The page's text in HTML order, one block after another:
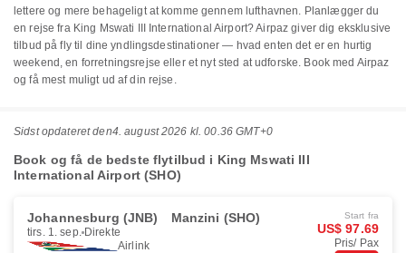
lettere og mere behageligt at komme gennem lufthavnen. Planlægger du
en rejse fra King Mswati III International Airport? Airpaz giver dig eksklusive
tilbud på fly til dine yndlingsdestinationer — hvad enten det er en hurtig
weekend, en forretningsrejse eller et nyt sted at udforske. Book med Airpaz
og få mest muligt ud af din rejse.
Sidst opdateret den4. august 2026 kl. 00.36 GMT+0
Book og få de bedste flytilbud i King Mswati III
International Airport (SHO)
Johannesburg (JNB) Manzini (SHO)
tirs. 1. sep. Direkte
Airlink
Start fra
US$ 97.69
Pris/ Pax